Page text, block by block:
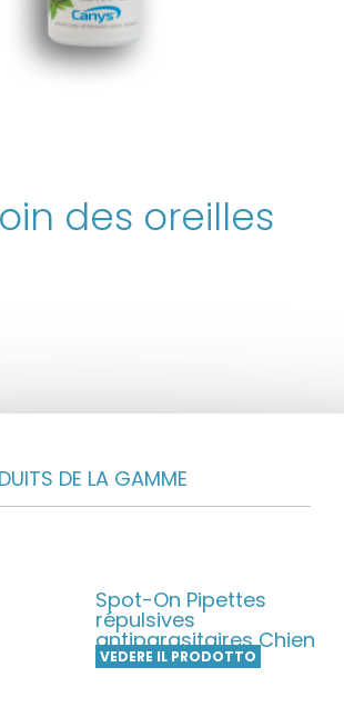
des oreilles
DE LA GAMME
Spot-On Pipettes
répulsives
antiparasitaires Chien
VEDERE IL PRODOTTO